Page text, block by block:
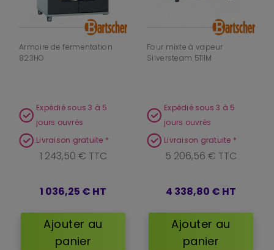
Armoire de fermentation
823HO
Expédié sous 3 à 5
jours ouvrés
Livraison gratuite *
1 243,50 € TTC
1 036,25 € HT
Ajouter au
panier
Four mixte à vapeur
Silversteam 5111M
Expédié sous 3 à 5
jours ouvrés
Livraison gratuite *
5 206,56 € TTC
4 338,80 € HT
Ajouter au
panier